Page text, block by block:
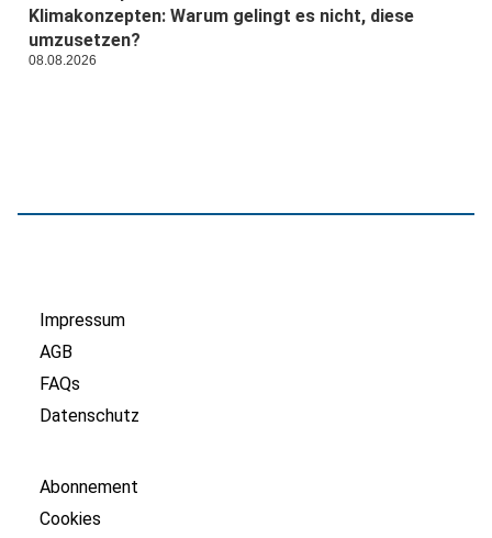
Klimakonzepten: Warum gelingt es nicht, diese
umzusetzen?
08.08.2026
Impressum
AGB
FAQs
Datenschutz
Abonnement
Cookies